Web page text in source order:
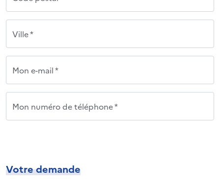
Ville *
Mon e-mail *
Mon numéro de téléphone *
Votre demande